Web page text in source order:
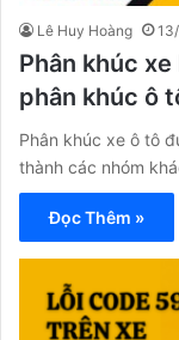
Lê Huy Hoàng
Phân khúc
phân khúc ô
Phân khúc xe ô tô
thành các nhóm
Đọc Thêm »